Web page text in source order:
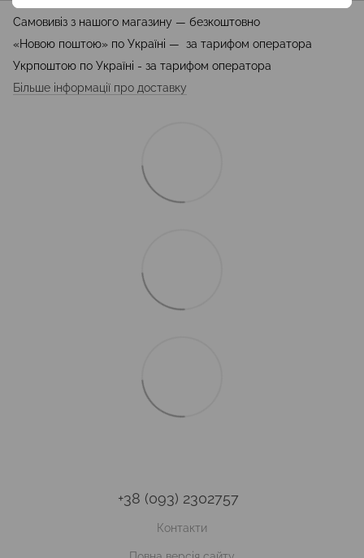
Самовивіз з нашого магазину — безкоштовно
«Новою поштою» по Україні — за тарифом оператора
Укрпоштою по Україні - за тарифом оператора
Більше інформації про доставку
+38 (093) 2302757
Контакти